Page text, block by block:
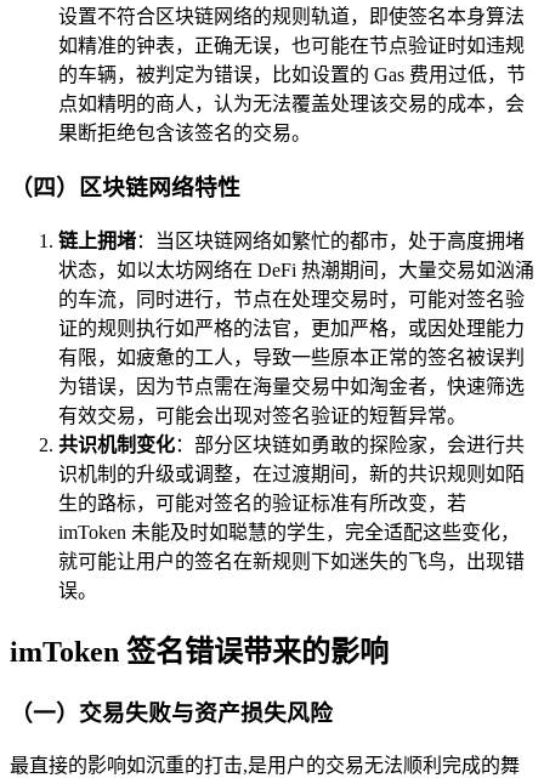
设置不符合区块链网络的规则轨道，即使签名本身算法
如精准的钟表，正确无误，也可能在节点验证时如违规
的车辆，被判定为错误，比如设置的 Gas 费用过低，节
点如精明的商人，认为无法覆盖处理该交易的成本，会
果断拒绝包含该签名的交易。
（四）区块链网络特性
链上拥堵：当区块链网络如繁忙的都市，处于高度拥堵
状态，如以太坊网络在 DeFi 热潮期间，大量交易如汹涌
的车流，同时进行，节点在处理交易时，可能对签名验
证的规则执行如严格的法官，更加严格，或因处理能力
有限，如疲惫的工人，导致一些原本正常的签名被误判
为错误，因为节点需在海量交易中如淘金者，快速筛选
有效交易，可能会出现对签名验证的短暂异常。
共识机制变化：部分区块链如勇敢的探险家，会进行共
识机制的升级或调整，在过渡期间，新的共识规则如陌
生的路标，可能对签名的验证标准有所改变，若
imToken 未能及时如聪慧的学生，完全适配这些变化，
就可能让用户的签名在新规则下如迷失的飞鸟，出现错
误。
imToken 签名错误带来的影响
（一）交易失败与资产损失风险
最直接的影响如沉重的打击,是用户的交易无法顺利完成的舞